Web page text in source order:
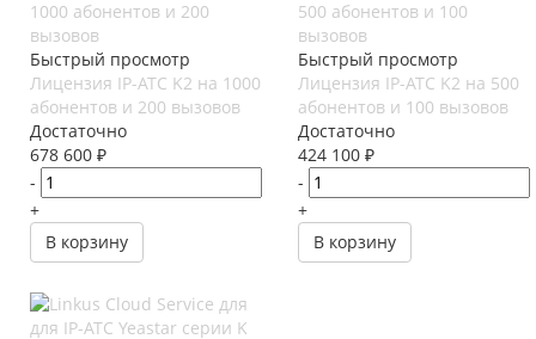
Быстрый просмотр
Лицензия IP-АТС K2 на 1000
абонентов и 200 вызовов
Достаточно
678 600 ₽
-
+
В корзину
Быстрый просмотр
Лицензия IP-АТС K2 на 500
абонентов и 100 вызовов
Достаточно
424 100 ₽
-
+
В корзину